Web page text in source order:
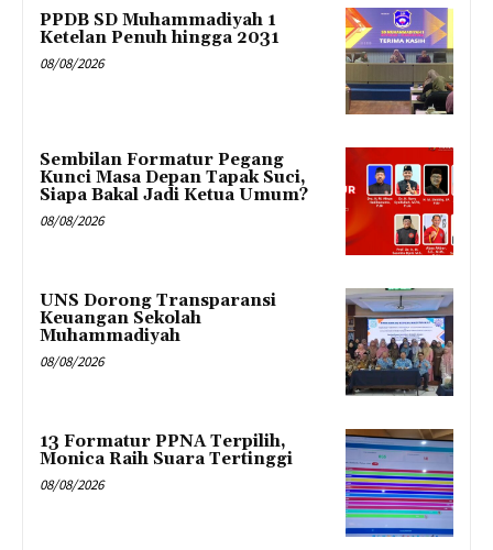
PPDB SD Muhammadiyah 1
Ketelan Penuh hingga 2031
08/08/2026
Sembilan Formatur Pegang
Kunci Masa Depan Tapak Suci,
Siapa Bakal Jadi Ketua Umum?
08/08/2026
UNS Dorong Transparansi
Keuangan Sekolah
Muhammadiyah
08/08/2026
13 Formatur PPNA Terpilih,
Monica Raih Suara Tertinggi
08/08/2026